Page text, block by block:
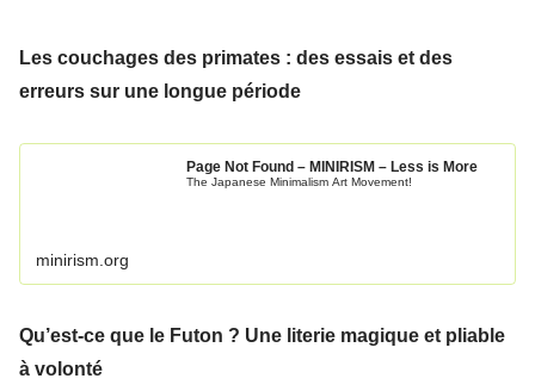
Les couchages des primates : des essais et des
erreurs sur une longue période
Page Not Found – MINIRISM – Less is More
The Japanese Minimalism Art Movement!
minirism.org
Qu’est-ce que le Futon ? Une literie magique et pliable
à volonté